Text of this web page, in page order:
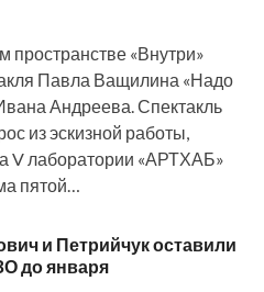
пространстве «Внутри»
Павла Ващилина «Надо
Андреева. Спектакль
из эскизной работы,
V лаборатории «АРТХАБ»
пятой…
и Петрийчук оставили
до января